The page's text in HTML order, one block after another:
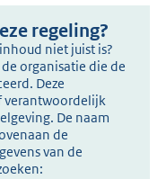
regeling?
niet juist is?
organisatie die de
Deze
verantwoordelijk
De naam
de
van de